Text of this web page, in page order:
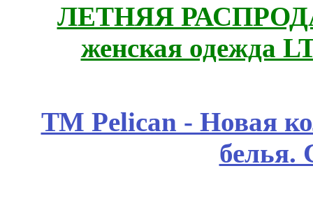
ЛЕТНЯЯ
женская одежда
ТМ Pelican - Новая
белья.